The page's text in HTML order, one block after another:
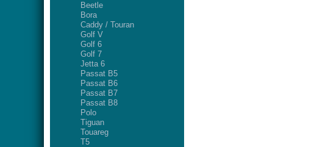
Beetle
Bora
Caddy / Touran
Golf V
Golf 6
Golf 7
Jetta 6
Passat B5
Passat B6
Passat B7
Passat B8
Polo
Tiguan
Touareg
T5